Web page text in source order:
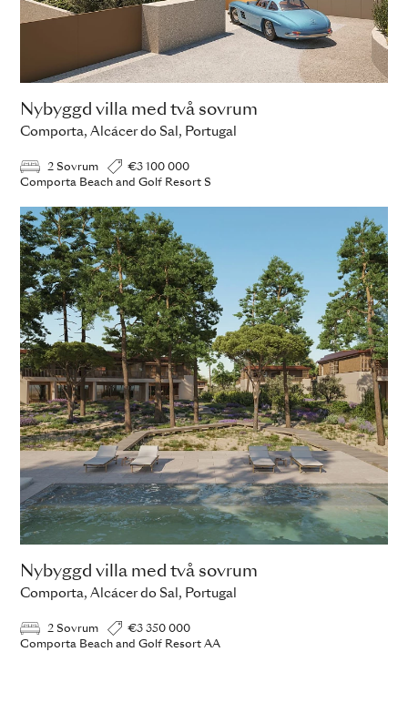
Nybyggd villa med två sovrum
Comporta, Alcácer do Sal, Portugal
2 Sovrum
€3 100 000
Comporta Beach and Golf Resort S
Nybyggd villa med två sovrum
Comporta, Alcácer do Sal, Portugal
2 Sovrum
€3 350 000
Comporta Beach and Golf Resort AA